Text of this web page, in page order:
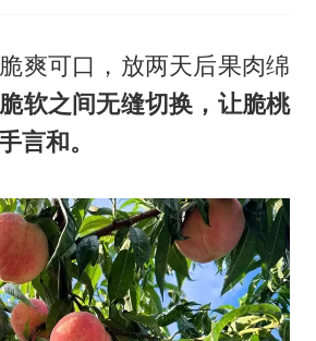
爽可口，放两天后果肉绵
软之间无缝切换，让脆桃
言和。